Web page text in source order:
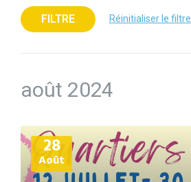
FILTRE Réinitialiser le filtre
août 2024
28
Août
Plus
d'informations